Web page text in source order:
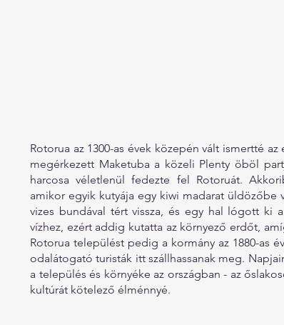
Rotorua az 1300-as évek közepén vált ismertté
megérkezett Maketuba a közeli Plenty öböl
harcosa véletlenül fedezte fel Rotoruát.
amikor egyik kutyája egy kiwi madarat üldözőbe
vizes bundával tért vissza, és egy hal lógott ki
vízhez, ezért addig kutatta az környező erdőt,
Rotorua települést pedig a kormány az 1880-as
odalátogató turisták itt szállhassanak meg.
a település és környéke az országban - az
kultúrát kötelező élménnyé.